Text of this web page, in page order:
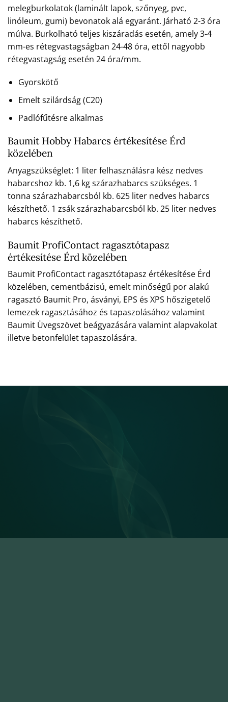
melegburkolatok (laminált lapok, szőnyeg, pvc,
linóleum, gumi) bevonatok alá egyaránt. Járható 2-3 óra
múlva. Burkolható teljes kiszáradás esetén, amely 3-4
mm-es rétegvastagságban 24-48 óra, ettől nagyobb
rétegvastagság esetén 24 óra/mm.
Gyorskötő
Emelt szilárdság (C20)
Padlófűtésre alkalmas
Baumit Hobby Habarcs értékesítése Érd
közelében
Anyagszükséglet: 1 liter felhasználásra kész nedves
habarcshoz kb. 1,6 kg szárazhabarcs szükséges. 1
tonna szárazhabarcsból kb. 625 liter nedves habarcs
készíthető. 1 zsák szárazhabarcsból kb. 25 liter nedves
habarcs készíthető.
Baumit ProfiContact ragasztótapasz
értékesítése Érd közelében
Baumit ProfiContact ragasztótapasz értékesítése Érd
közelében, cementbázisú, emelt minőségű por alakú
ragasztó Baumit Pro, ásványi, EPS és XPS hőszigetelő
lemezek ragasztásához és tapaszolásához valamint
Baumit Üvegszövet beágyazására valamint alapvakolat
illetve betonfelület tapaszolására.